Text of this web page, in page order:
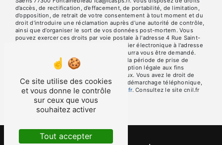
d’accès, de rectification, d’effacement, de portabilité, de limitation,
d’opposition, de retrait de votre consentement à tout moment et du
droit d’introduire une réclamation auprès d’une autorité de contrôle,
ainsi que d’organiser le sort de vos données post-mortem. Vous
pouvez exercer ces droits par voie postale à l'adresse 4 Rue Saint-
Saëns 77300 Fontainebleau ou par courrier électronique à l'adresse
lca@lcasps.fr. Un justificatif d'identité pourra vous être demandé.
Nous conservons vos données pendant la période de prise de
contact puis pendant la durée de prescription légale aux fins
probatoires et de gestion des contentieux. Vous avez le droit de
vous inscrire sur la liste d'opposition au démarchage téléphonique,
disponible à cette adresse:Bloctel.gouv.fr. Consultez le site cnil.fr
pour plus d’informations sur vos droits.
Ce site utilise des cookies
et vous donne le contrôle
sur ceux que vous
souhaitez activer
Tout accepter